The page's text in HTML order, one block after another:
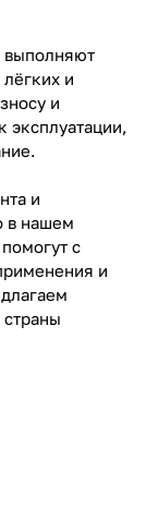
и
и
эксплуатации,
и
в нашем
с
и